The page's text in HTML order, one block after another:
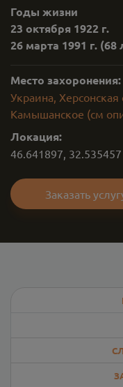
Годы жизни
23 октября 1922 г.
26 марта 1991 г. (68
Место захоронения:
Украина,
Камышанское (см
Локация:
46.641897, 32.535457
Заказать